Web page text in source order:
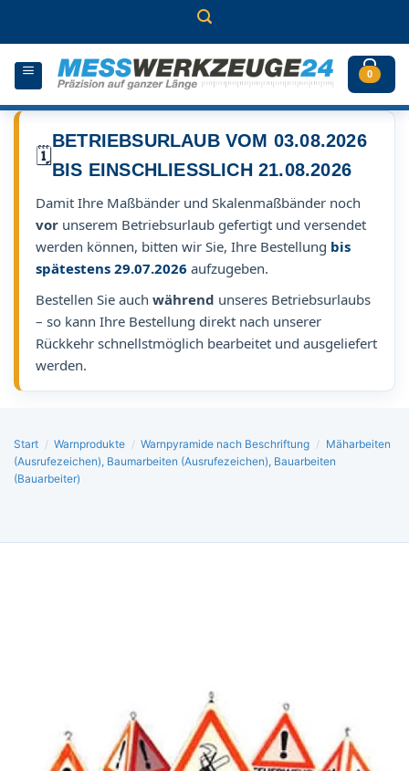
0
🗓️
BETRIEBSURLAUB VOM 03.08.2026
BIS EINSCHLIESSLICH 21.08.2026
Damit Ihre Maßbänder und Skalenmaßbänder noch
vor unserem Betriebsurlaub gefertigt und versendet
werden können, bitten wir Sie, Ihre Bestellung bis
spätestens 29.07.2026 aufzugeben.
Bestellen Sie auch während unseres Betriebsurlaubs
– so kann Ihre Bestellung direkt nach unserer
Rückkehr schnellstmöglich bearbeitet und ausgeliefert
werden.
Start / Warnprodukte / Warnpyramide nach Beschriftung / Mäharbeiten
(Ausrufezeichen), Baumarbeiten (Ausrufezeichen), Bauarbeiten
(Bauarbeiter)